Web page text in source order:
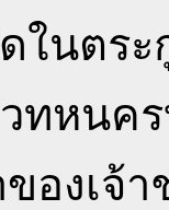
ในตร
ทหนค
องเจ้